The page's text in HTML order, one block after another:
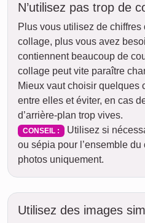
N’utilisez pas trop de
Plus vous utilisez de chiffres
collage, plus vous avez
contiennent beaucoup de
collage peut vite paraître
Mieux vaut choisir quelques
entre elles et éviter, en cas
d’arrière-plan trop vives.
CONSEIL :
Utilisez si
ou sépia pour l’ensemble
photos uniquement.
Utilisez des images